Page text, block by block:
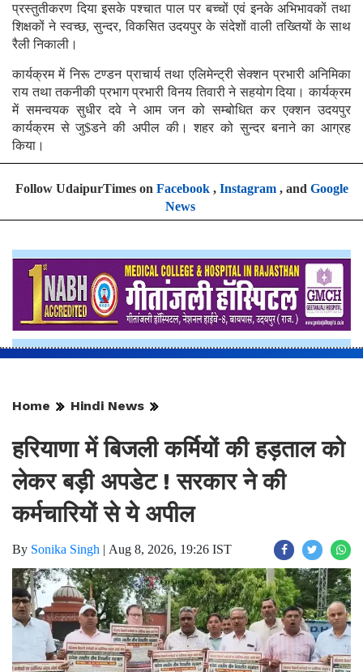
प्रस्तुतीकरण दिया इसके पश्चात पाल पर बच्चों एवं इनके अभिभावकों तथा
शिक्षकों ने स्वच्छ, सुन्दर, विकसित उदयपुर के संदेशों वाली तख्तियों के साथ
रैली निकाली।
कार्यक्रम में निरू टण्डन प्राचार्य तथा एलिमेन्ट्री सेक्शन प्रभारी अनिमिका
राय तथा तकनीकी प्रभाग प्रभारी विनय तिवारी ने सहयोग दिया। कार्यक्रम
में समन्वयक सुधीर दवे ने आम जन को सम्बोधित कर एक्शन उदयपुर
कार्यक्रम से जु$डने की अपील की। शहर को सुन्दर बनाने का आग्रह
किया।
Follow UdaipurTimes on Facebook, Instagram, and Google
News
Home Hindi News
हरियाणा में बिजली कर्मियों की हड़ताल को
लेकर बड़ी अपडेट ! सरकार ने की
कर्मचारियों से ये अपील
By Sonika Singh | Aug 8, 2026, 19:26 IST